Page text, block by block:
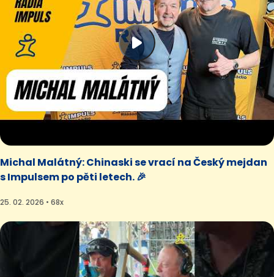
Michal Malátný: Chinaski se vrací na Český mejdan
s Impulsem po pěti letech. 🎉
25. 02. 2026 • 68x